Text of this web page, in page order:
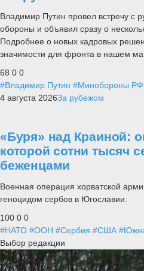
Владимир Путин провел встречу с
обороны и объявил сразу о
Подробнее о новых кадровых
значимости для фронта в нашем
68 0 0
#Владимир Путин #Минобороны РФ
4 августа 2026За рубежом
«Буря» над Краиной:
которой сотни тысяч
беженцами
Военная операция хорватской
геноцидом сербов в Югославии.
100 0 0
#НАТО #ООН #Сербия #США
Выбор редакции